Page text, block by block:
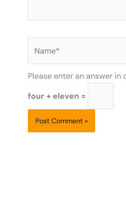
Please enter an answer in
four + eleven =